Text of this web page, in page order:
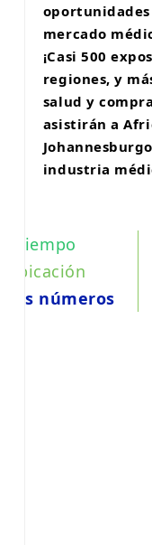
mercado
¡Casi 500
regiones, y
salud y
asistirán a
industria
Tiempo
Ubicación
números